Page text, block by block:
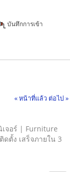
บันทึกการเข้า
« หน้าที่แล้ว ต่อไป »
เจอร์ | Furniture
ตั้ง เสร็จภายใน 3